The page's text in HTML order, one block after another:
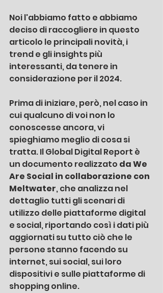
Noi l'abbiamo fatto e abbiamo
deciso di raccogliere in questo
articolo le principali novità, i
trend e gli insights più
interessanti, da tenere in
considerazione per il 2024.
Prima di iniziare, però, nel caso in
cui qualcuno di voi non lo
conoscesse ancora, vi
spieghiamo meglio di cosa si
tratta. Il Global Digital Report è
un documento realizzato da We
Are Social in collaborazione con
Meltwater, che analizza nel
dettaglio tutti gli scenari di
utilizzo delle piattaforme digital
e social, riportando così i dati più
aggiornati su tutto ciò che le
persone stanno facendo su
internet, sui social, sui loro
dispositivi e sulle piattaforme di
shopping online.